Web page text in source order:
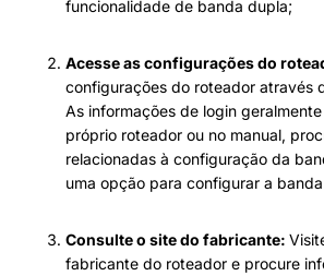
funcionalidade de banda dupla;
Acesse as configurações do
configurações do roteador através
As informações de login
próprio roteador ou no manual,
relacionadas à configuração da
uma opção para configurar a
Consulte o site do fabricante:
fabricante do roteador e procure